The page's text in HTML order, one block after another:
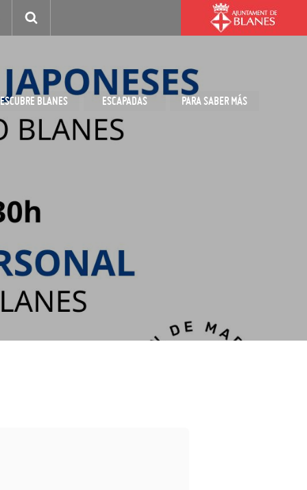
BLANES ESCAPADAS PARA SABER MÁS